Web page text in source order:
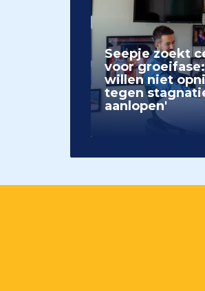
Seepje zoekt
voor
willen niet
tegen
aanlopen'